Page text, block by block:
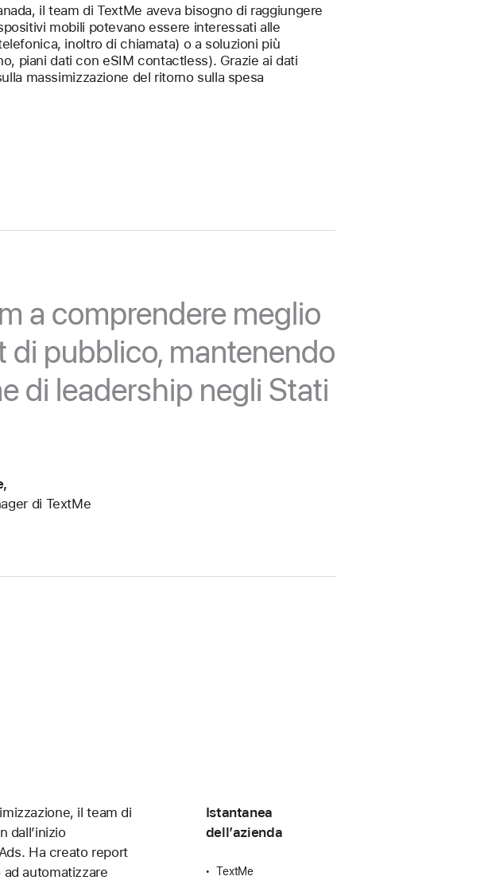
il team di TextMe aveva bisogno di raggiungere
mobili potevano essere interessati alle
inoltro di chiamata) o a soluzioni più
piani dati con eSIM contactless). Grazie ai dati
massimizzazione del ritorno sulla spesa
a comprendere meglio
di pubblico, mantenendo
di leadership negli Stati
di TextMe
il team di
dall’inizio
Ha creato report
automatizzare
Istantanea
dell’azienda
TextMe